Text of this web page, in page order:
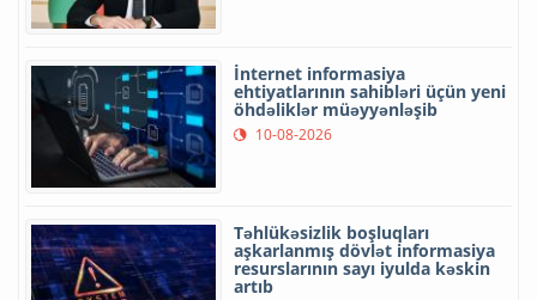
İnternet informasiya
ehtiyatlarının sahibləri üçün yeni
öhdəliklər müəyyənləşib
10-08-2026
Təhlükəsizlik boşluqları
aşkarlanmış dövlət informasiya
resurslarının sayı iyulda kəskin
artıb